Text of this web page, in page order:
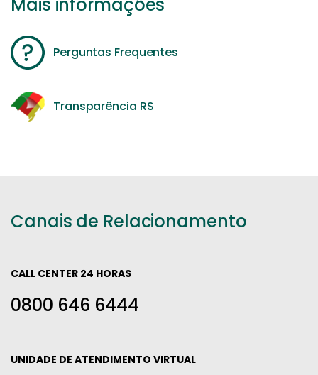
Perguntas Frequentes
Transparência RS
Canais de Relacionamento
CALL CENTER 24 HORAS
0800 646 6444
UNIDADE DE ATENDIMENTO VIRTUAL